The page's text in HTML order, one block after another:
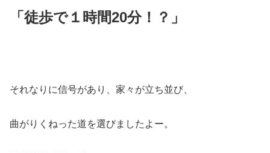
「徒歩で１時間20分！？」
それなりに信号があり、家々が立ち並び、
曲がりくねった道を選びましたよー。